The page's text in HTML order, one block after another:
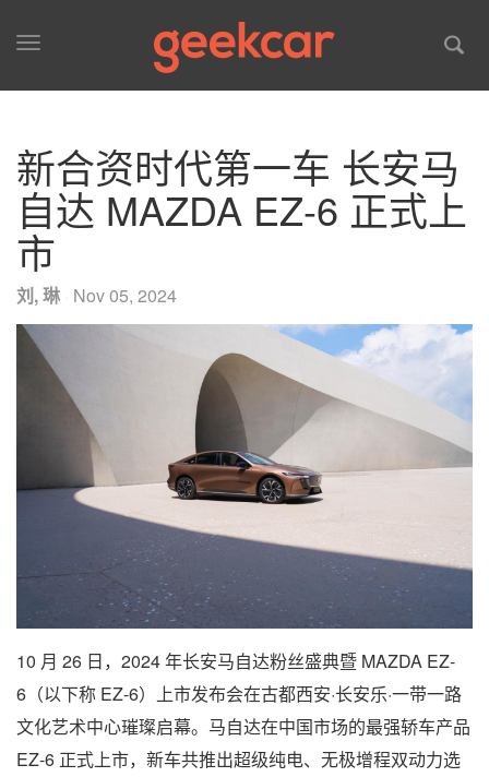
Toggle
新合资时代第一车 长安马
自达 MAZDA EZ-6 正式上
市
刘, 琳 Nov 05, 2024
10 月 26 日，2024 年长安马自达粉丝盛典暨 MAZDA EZ-
6（以下称 EZ-6）上市发布会在古都西安·长安乐·一带一路
文化艺术中心璀璨启幕。马自达在中国市场的最强轿车产品
EZ-6 正式上市，新车共推出超级纯电、无极增程双动力选